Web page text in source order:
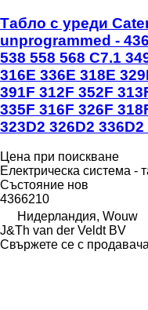
Табло с уреди
unprogrammed -
538 558 568 C7.1
316E 336E 318E
391F 312F 352F
335F 316F 326F
323D2 326D2
Цена при поискване
Електрическа система -
Състояние нов
4366210
Нидерландия, Wouw
J&Th van der Veldt BV
Свържете се с продавача